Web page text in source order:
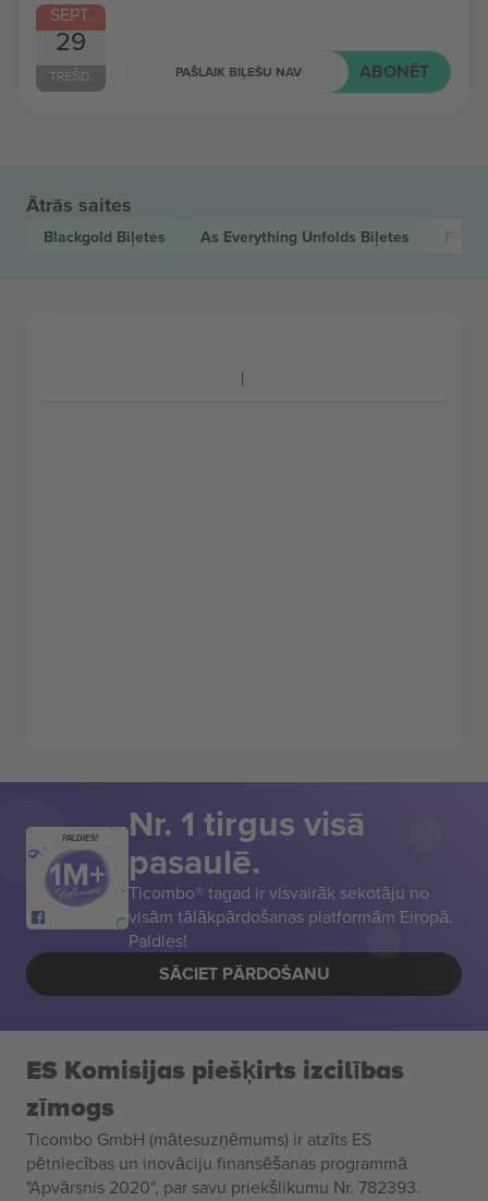
SEPT.
29
TREŠD. PAŠLAIK BIĻEŠU NAV ABONĒT
Ātrās saites
Blackgold Biļetes As Everything Unfolds Biļetes
PALDIES! Nr. 1 tirgus visā
pasaulē.
Ticombo® tagad ir visvairāk sekotāju no
visām tālākpārdošanas platformām Eiropā.
Paldies!
SĀCIET PĀRDOŠANU
ES Komisijas piešķirts izcilības
zīmogs
Ticombo GmbH (mātesuzņēmums) ir atzīts ES
pētniecības un inovāciju finansēšanas programmā
"Apvārsnis 2020", par savu priekšlikumu Nr. 782393.